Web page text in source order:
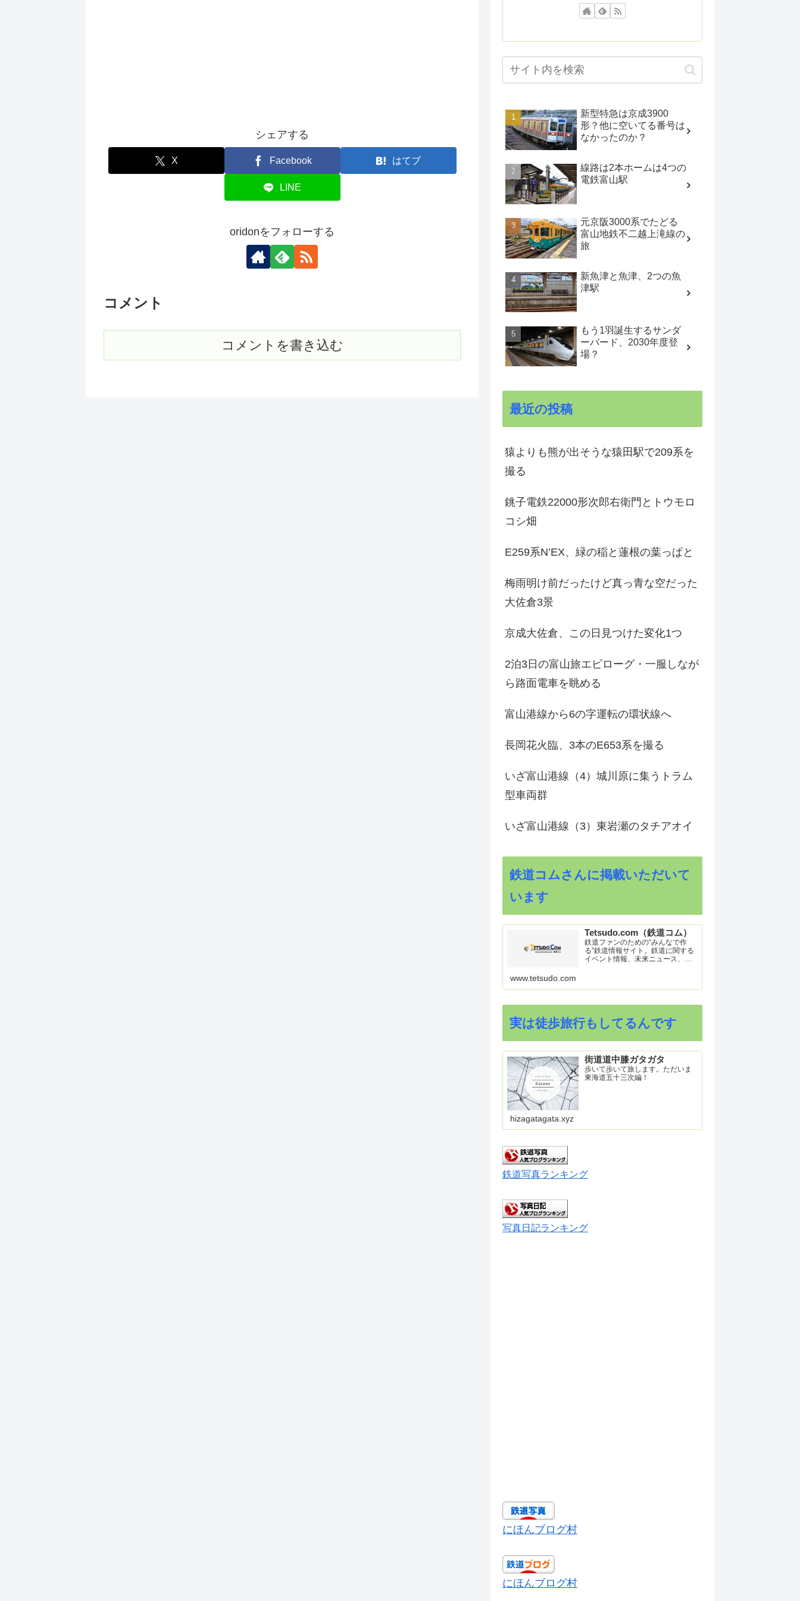
シェアする
X Facebook はてブ
LINE
oridonをフォローする
コメント
コメントを書き込む
新型特急は京成3900
形？他に空いてる番号は
なかったのか？
線路は2本ホームは4つの
電鉄富山駅
元京阪3000系でたどる
富山地鉄不二越上滝線の
旅
新魚津と魚津、2つの魚
津駅
もう1羽誕生するサンダ
ーバード、2030年度登
場？
最近の投稿
猿よりも熊が出そうな猿田駅で209系を
撮る
銚子電鉄22000形次郎右衛門とトウモロ
コシ畑
E259系N’EX、緑の稲と蓮根の葉っぱと
梅雨明け前だったけど真っ青な空だった
大佐倉3景
京成大佐倉、この日見つけた変化1つ
2泊3日の富山旅エピローグ・一服しなが
ら路面電車を眺める
富山港線から6の字運転の環状線へ
長岡花火臨、3本のE653系を撮る
いざ富山港線（4）城川原に集うトラム
型車両群
いざ富山港線（3）東岩瀬のタチアオイ
鉄道コムさんに掲載いただいて
います
Tetsudo.com（鉄道コム）
鉄道ファンのための“みんなで作
る”鉄道情報サイト。鉄道に関する
イベント情報、未来ニュース、車
ク集や、参加型ゲーム「駅つなゲ
www.tetsudo.com
実は徒歩旅行もしてるんです
街道道中膝ガタガタ
歩いて歩いて旅します。ただいま
東海道五十三次編！
hizagatagata.xyz
鉄道写真ランキング
写真日記ランキング
にほんブログ村
にほんブログ村